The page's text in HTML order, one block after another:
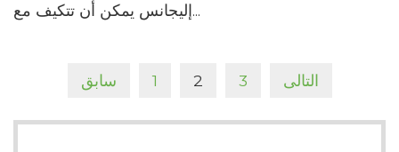
إليجانس يمكن أن تتكيف مع...
سابق 1 2 3 التالى